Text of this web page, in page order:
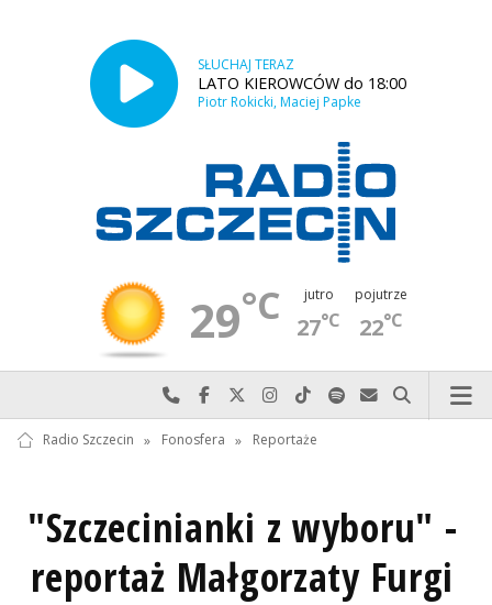
SŁUCHAJ TERAZ
LATO KIEROWCÓW do 18:00
Piotr Rokicki, Maciej Papke
29°C jutro
27°C
pojutrze
22°C
Najlepiej po prostu do nas zadzwoń
Odwiedź nas na Facebook-u
Odwiedź nas na X
Odwiedź nas na Instagram-ie
Odwiedź nas na TikTok-u
Szukaj nas na Spotify
Wyślij do nas
Szukaj
Radio Szczecin » Fonosfera » Reportaże
"Szczecinianki z wyboru" -
reportaż Małgorzaty Furgi